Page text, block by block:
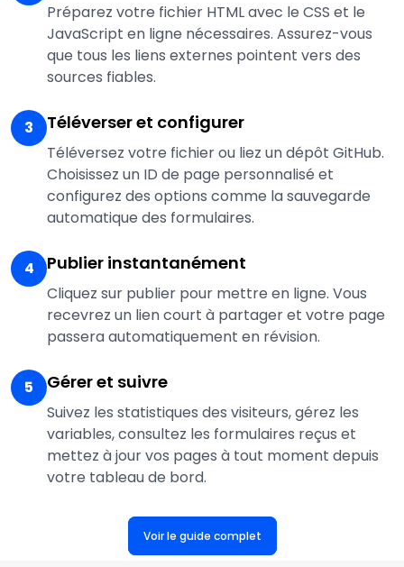
Préparez votre fichier HTML avec le CSS et le
JavaScript en ligne nécessaires. Assurez-vous
que tous les liens externes pointent vers des
sources fiables.
3 Téléverser et configurer
Téléversez votre fichier ou liez un dépôt GitHub.
Choisissez un ID de page personnalisé et
configurez des options comme la sauvegarde
automatique des formulaires.
4 Publier instantanément
Cliquez sur publier pour mettre en ligne. Vous
recevrez un lien court à partager et votre page
passera automatiquement en révision.
5 Gérer et suivre
Suivez les statistiques des visiteurs, gérez les
variables, consultez les formulaires reçus et
mettez à jour vos pages à tout moment depuis
votre tableau de bord.
Voir le guide complet